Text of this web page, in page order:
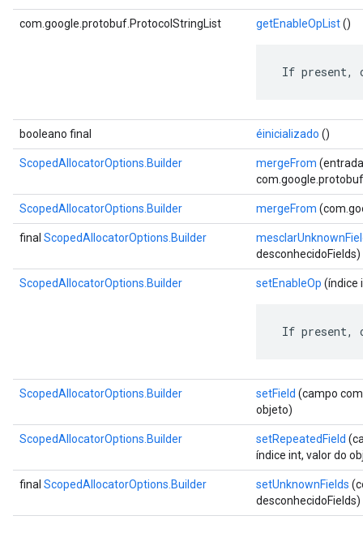
com.google.protobuf.ProtocolStringList getEnableOpList()
If present,
booleano final éinicializado ()
ScopedAllocatorOptions.Builder mergeFrom
ScopedAllocatorOptions.Builder mergeFrom
final ScopedAllocatorOptions.Builder
desconhecidoFields)
ScopedAllocatorOptions.Builder setEnableOp (índice
If present,
ScopedAllocatorOptions.Builder setField (campo
objeto)
ScopedAllocatorOptions.Builder setRepeatedField
índice int, valor do
final ScopedAllocatorOptions.Builder setUnknownFields
desconhecidoFields)